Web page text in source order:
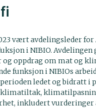
vært avdelingsleder
i NIBIO.
oppdrag om mat og
funksjon i NIBIOs
perioden ledet og bidratt
klimatiltak,
inkludert vurderinger